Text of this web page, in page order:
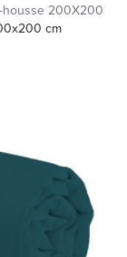
housse 200X200
cm